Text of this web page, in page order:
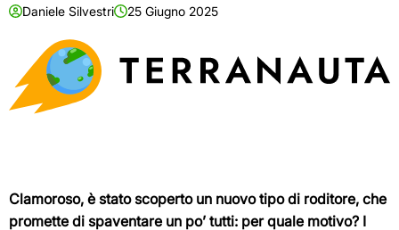
Daniele Silvestri 25 Giugno 2025
Clamoroso, è stato scoperto un nuovo tipo di roditore, che
promette di spaventare un po’ tutti: per quale motivo? I